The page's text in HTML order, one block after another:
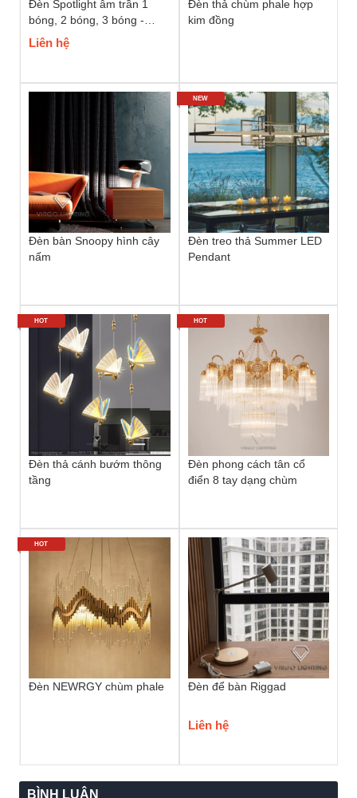
Đèn Spotlight âm trần 1
bóng, 2 bóng, 3 bóng -
12W, 24W, 36W
Liên hệ
Đèn thả chùm phale hợp
kim đồng
Đèn bàn Snoopy hình cây
nấm
Đèn treo thả Summer LED
Pendant
NEW
Đèn thả cánh bướm thông
tầng
HOT
Đèn phong cách tân cổ
điển 8 tay dạng chùm
HOT
Đèn NEWRGY chùm phale
HOT
Đèn để bàn Riggad
Liên hệ
BÌNH LUẬN